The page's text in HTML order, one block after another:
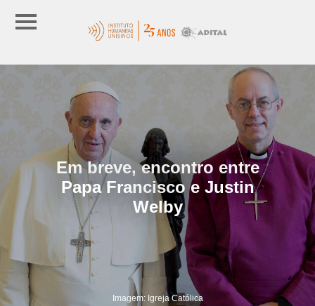
Em breve, encontro entre
Papa Francisco e Justin
Welby
Imagem: Igreja Católica